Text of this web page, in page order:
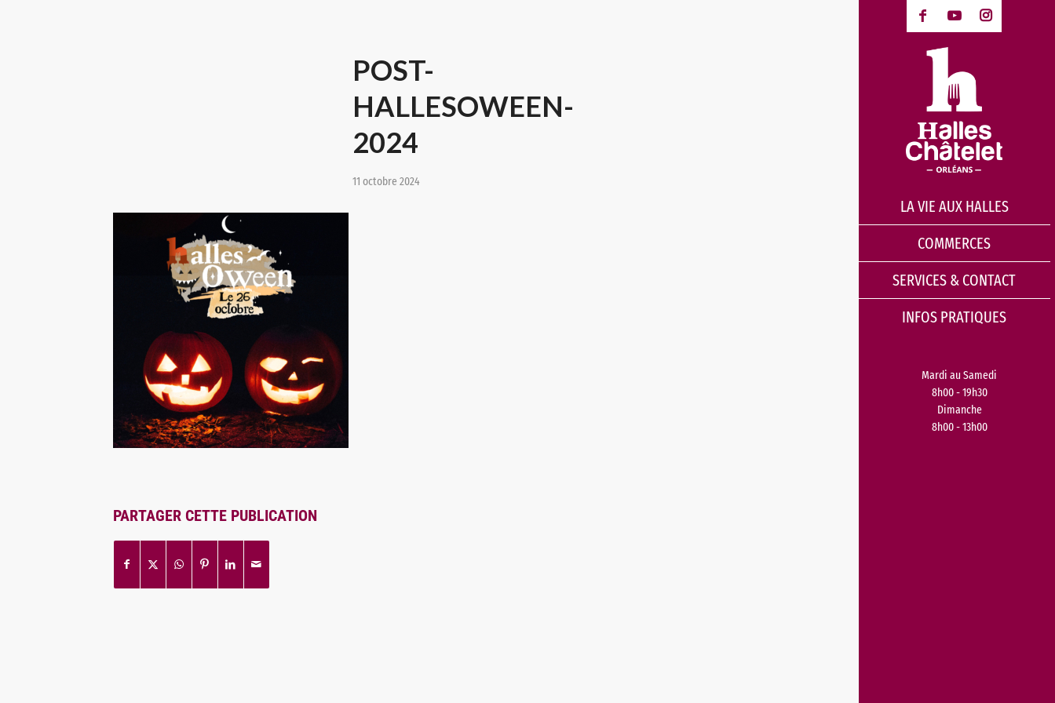
LA VIE AUX HALLES
COMMERCES
SERVICES & CONTACT
INFOS PRATIQUES
Mardi au Samedi
8h00 - 19h30
Dimanche
8h00 - 13h00
POST-
HALLESOWEEN-
2024
11 octobre 2024
PARTAGER CETTE PUBLICATION